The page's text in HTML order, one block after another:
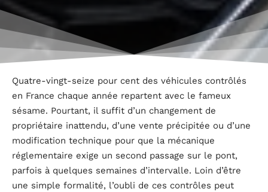
Quatre-vingt-seize pour cent des véhicules contrôlés
en France chaque année repartent avec le fameux
sésame. Pourtant, il suffit d’un changement de
propriétaire inattendu, d’une vente précipitée ou d’une
modification technique pour que la mécanique
réglementaire exige un second passage sur le pont,
parfois à quelques semaines d’intervalle. Loin d’être
une simple formalité, l’oubli de ces contrôles peut